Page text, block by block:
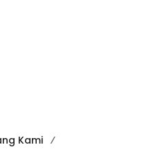
Kami